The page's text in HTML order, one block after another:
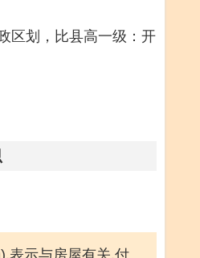
区划，比县高一级：开
表示与房屋有关,付